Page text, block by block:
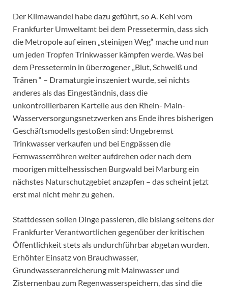
Der Klimawandel habe dazu geführt, so A. Kehl vom
Frankfurter Umweltamt bei dem Pressetermin, dass sich
die Metropole auf einen „steinigen Weg“ mache und nun
um jeden Tropfen Trinkwasser kämpfen werde. Was bei
dem Pressetermin in überzogener „Blut, Schweiß und
Tränen “ – Dramaturgie inszeniert wurde, sei nichts
anderes als das Eingeständnis, dass die
unkontrollierbaren Kartelle aus den Rhein- Main-
Wasserversorgungsnetzwerken ans Ende ihres bisherigen
Geschäftsmodells gestoßen sind: Ungebremst
Trinkwasser verkaufen und bei Engpässen die
Fernwasserröhren weiter aufdrehen oder nach dem
moorigen mittelhessischen Burgwald bei Marburg ein
nächstes Naturschutzgebiet anzapfen – das scheint jetzt
erst mal nicht mehr zu gehen.
Stattdessen sollen Dinge passieren, die bislang seitens der
Frankfurter Verantwortlichen gegenüber der kritischen
Öffentlichkeit stets als undurchführbar abgetan wurden.
Erhöhter Einsatz von Brauchwasser,
Grundwasseranreicherung mit Mainwasser und
Zisternenbau zum Regenwasserspeichern, das sind die